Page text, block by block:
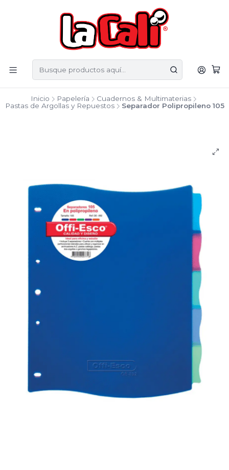
Inicio Papelería
Cuadernos & Multimaterias
Pastas de Argollas y Repuestos
Separador Polipropileno 105